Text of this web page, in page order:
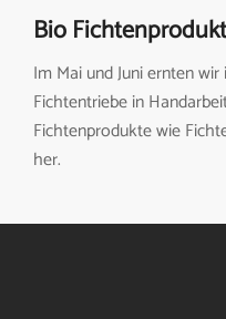
Bio
Im Mai und Juni ernten
Fichtentriebe in
Fichtenprodukte wie
her.